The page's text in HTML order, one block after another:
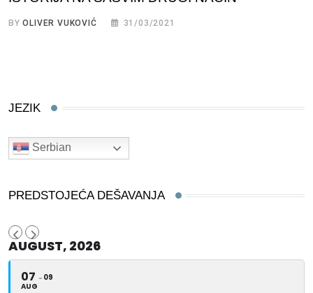
BYOLIVER VUKOVIĆ 31/03/2021
JEZIK
Serbian
PREDSTOJEĆA DEŠAVANJA
AUGUST, 2026
07
AUG
09